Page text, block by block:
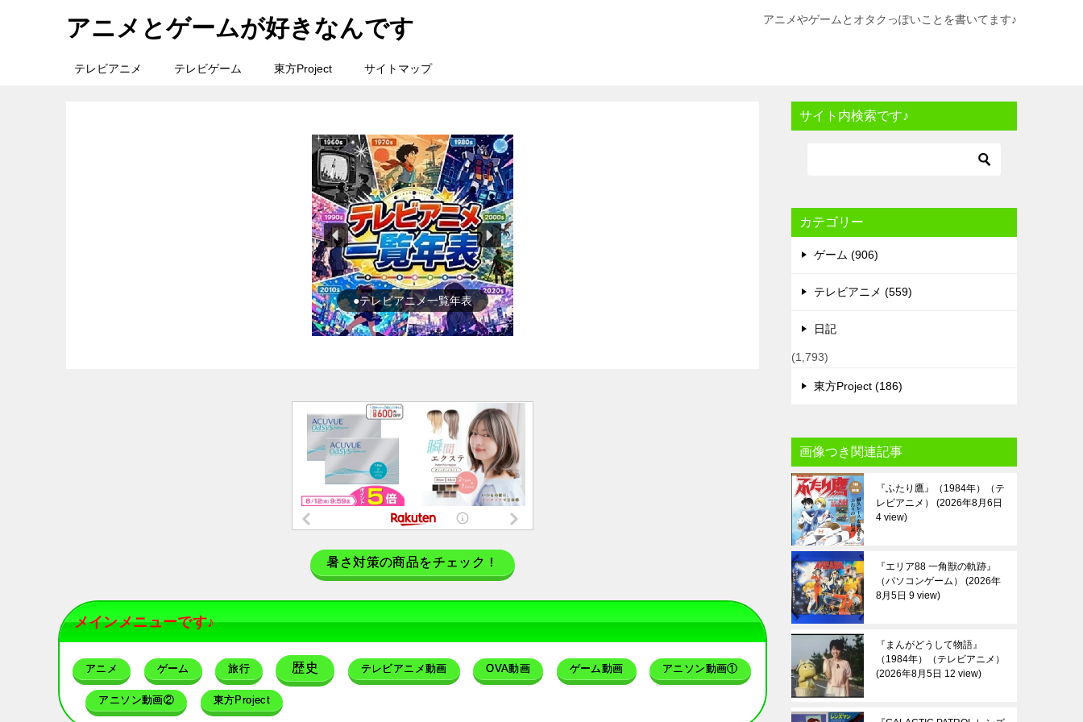
アニメとゲームが好きなんです アニメやゲームとオタクっぽいことを書いてます♪
テレビアニメ テレビゲーム 東方Project サイトマップ
●ゲーム一覧年表
暑さ対策の商品をチェック！
メインメニューです♪
アニメ ゲーム 旅行 歴史 テレビアニメ動画 OVA動画 ゲーム動画 アニソン動画①
アニソン動画② 東方Project
サイト内検索です♪
カテゴリー
ゲーム (906)
テレビアニメ (559)
日記
(1,793)
東方Project (186)
画像つき関連記事
『ふたり鷹』（1984年）（テ
レビアニメ）
2026年8月6日
4 view
『エリア88 一角獣の軌跡』
（パソコンゲーム）
2026年
8月5日 9 view
『まんがどうして物語』
（1984年）（テレビアニメ）
2026年8月5日 12 view